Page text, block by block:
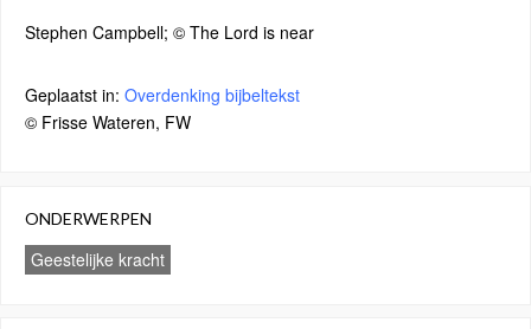
Stephen Campbell; © The Lord is near
Geplaatst in: Overdenking bijbeltekst
© Frisse Wateren, FW
ONDERWERPEN
Geestelijke kracht